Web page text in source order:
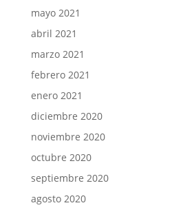
mayo 2021
abril 2021
marzo 2021
febrero 2021
enero 2021
diciembre 2020
noviembre 2020
octubre 2020
septiembre 2020
agosto 2020